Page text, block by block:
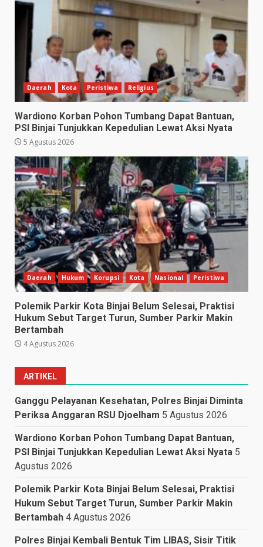
Daerah Kota Peristiwa Religius
Wardiono Korban Pohon Tumbang Dapat Bantuan,
PSI Binjai Tunjukkan Kepedulian Lewat Aksi Nyata
5 Agustus 2026
Daerah Hukum Korupsi Kota Nasional Peristiwa
Polemik Parkir Kota Binjai Belum Selesai, Praktisi
Hukum Sebut Target Turun, Sumber Parkir Makin
Bertambah
4 Agustus 2026
ARTIKEL
Ganggu Pelayanan Kesehatan, Polres Binjai Diminta
Periksa Anggaran RSU Djoelham 5 Agustus 2026
Wardiono Korban Pohon Tumbang Dapat Bantuan,
PSI Binjai Tunjukkan Kepedulian Lewat Aksi Nyata 5
Agustus 2026
Polemik Parkir Kota Binjai Belum Selesai, Praktisi
Hukum Sebut Target Turun, Sumber Parkir Makin
Bertambah 4 Agustus 2026
Polres Binjai Kembali Bentuk Tim LIBAS, Sisir Titik